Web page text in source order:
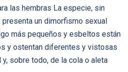
las hembras La especie, sin
un dimorfismo sexual
más pequeños y esbeltos están
y ostentan diferentes y vistosas
sobre todo, de la cola o aleta